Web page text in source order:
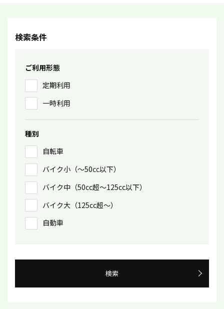
検索条件
ご利用形態
定期利用
一時利用
種別
自転車
バイク小（〜50㏄以下）
バイク中（50cc超〜125cc以下）
バイク大（125cc超〜）
自動車
検索